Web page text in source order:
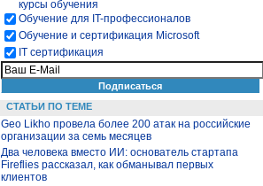
курсы обучения
Обучение для IT-профессионалов
Обучение и сертификация Microsoft
IT сертификация
СТАТЬИ ПО ТЕМЕ
Geo Likho провела более 200 атак на российские
организации за семь месяцев
Два человека вместо ИИ: основатель стартапа
Fireflies рассказал, как обманывал первых
клиентов